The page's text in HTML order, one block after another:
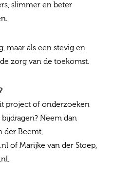
slimmer en beter
maar als een stevig en
zorg van de toekomst.
project of onderzoeken
Neem dan
der Beemt,
of Marijke van der Stoep,